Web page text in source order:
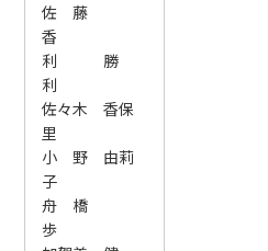
佐 藤
香
利 勝
利
佐々木 香保
里
小 野 由莉
子
舟 橋
歩